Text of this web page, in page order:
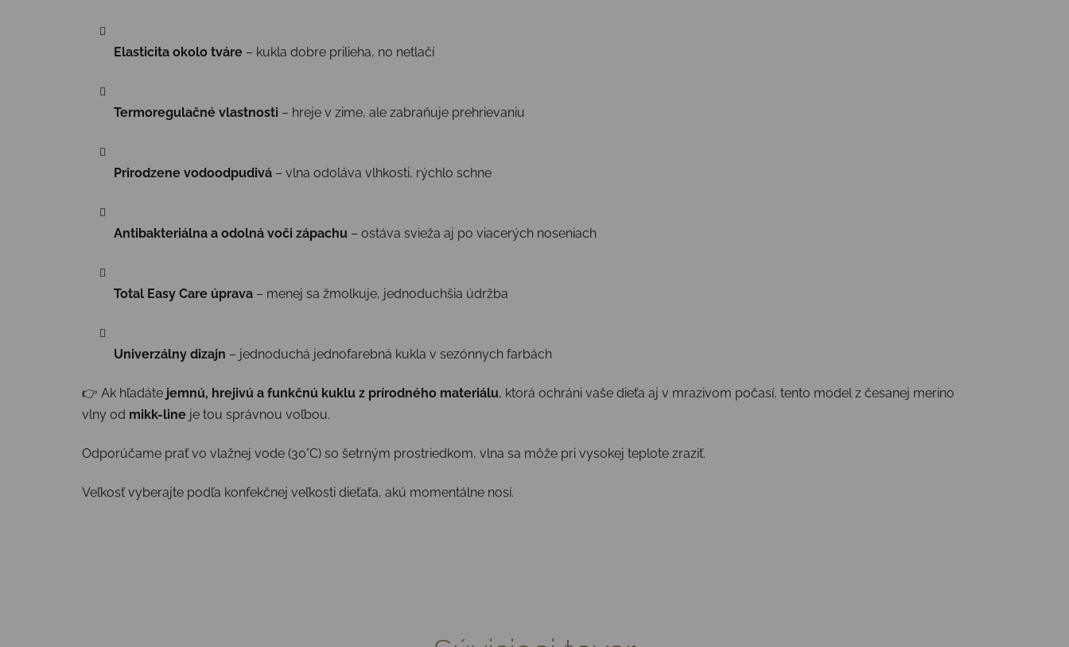
Elasticita okolo tváre – kukla dobre prilieha, no netlačí
Termoregulačné vlastnosti – hreje v zime, ale zabraňuje prehrievaniu
Prirodzene vodoodpudivá – vlna odoláva vlhkosti, rýchlo schne
Antibakteriálna a odolná voči zápachu – ostáva svieža aj po viacerých noseniach
Total Easy Care úprava – menej sa žmolkuje, jednoduchšia údržba
Univerzálny dizajn – jednoduchá jednofarebná kukla v sezónnych farbách
👉 Ak hľadáte jemnú, hrejivú a funkčnú kuklu z prírodného materiálu, ktorá ochráni vaše dieťa aj v mrazivom počasí, tento model z česanej merino
vlny od mikk-line je tou správnou voľbou.
Odporúčame prať vo vlažnej vode (30°C) so šetrným prostriedkom, vlna sa môže pri vysokej teplote zraziť.
Veľkosť vyberajte podľa konfekčnej veľkosti dieťaťa, akú momentálne nosí.